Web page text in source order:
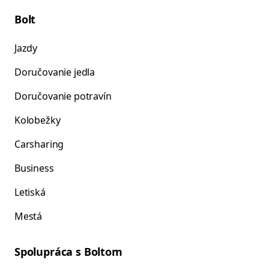
Bolt
Jazdy
Doručovanie jedla
Doručovanie potravín
Kolobežky
Carsharing
Business
Letiská
Mestá
Spolupráca s Boltom